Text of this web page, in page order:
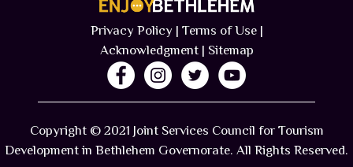
Privacy Policy | Terms of Use​ |
Acknowledgment| Sitemap​
Copyright © 2021 Joint Services Council for Tourism
Development in Bethlehem Governorate. All Rights Reserved.